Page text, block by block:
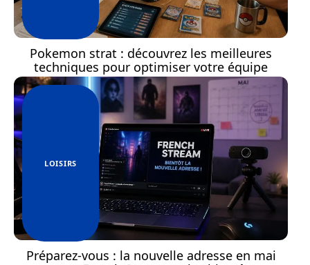
Pokemon strat : découvrez les meilleures
techniques pour optimiser votre équipe
LOISIRS
Préparez-vous : la nouvelle adresse en mai